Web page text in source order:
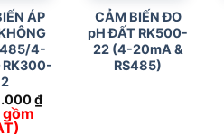
ÁP
4-
RK300-
₫
CẢM BIẾN ĐO
pH ĐẤT RK500-
22 (4-20mA &
RS485)